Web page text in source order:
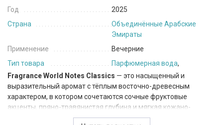
Год
2025
Страна
Объединённые Арабские
Эмираты
Применение
Вечерние
Тип товара
Парфюмерная вода,
Fragrance World Notes Classics — это насыщенный и
выразительный аромат с тёплым восточно-древесным
характером, в котором сочетаются сочные фруктовые
акценты, пряно-травянистая глубина и мягкая кожано-
гурманская база. Он звучит элегантно, чувственно и немного